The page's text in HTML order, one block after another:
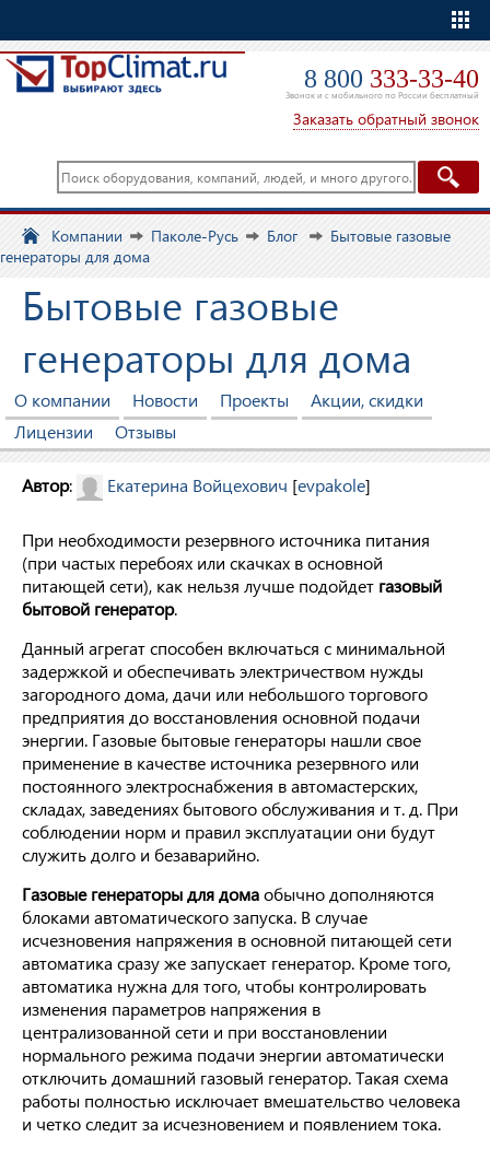
8 800 333-33-40
Звонок и с мобильного по России бесплатный
Заказать обратный звонок
Компании Паколе-Русь Блог
Бытовые газовые
генераторы для дома
Бытовые газовые
генераторы для дома
О компании Новости Проекты
Акции, скидки
Лицензии
Отзывы
Автор: Екатерина Войцехович [evpakole]
При необходимости резервного источника питания
(при частых перебоях или скачках в основной
питающей сети), как нельзя лучше подойдет газовый
бытовой генератор.
Данный агрегат способен включаться с минимальной
задержкой и обеспечивать электричеством нужды
загородного дома, дачи или небольшого торгового
предприятия до восстановления основной подачи
энергии. Газовые бытовые генераторы нашли свое
применение в качестве источника резервного или
постоянного электроснабжения в автомастерских,
складах, заведениях бытового обслуживания и т. д. При
соблюдении норм и правил эксплуатации они будут
служить долго и безаварийно.
Газовые генераторы для домаобычно дополняются
блоками автоматического запуска. В случае
исчезновения напряжения в основной питающей сети
автоматика сразу же запускает генератор. Кроме того,
автоматика нужна для того, чтобы контролировать
изменения параметров напряжения в
централизованной сети и при восстановлении
нормального режима подачи энергии автоматически
отключить домашний газовый генератор. Такая схема
работы полностью исключает вмешательство человека
и четко следит за исчезновением и появлением тока.